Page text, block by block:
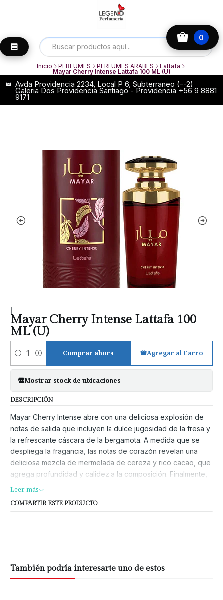
0
Avda Providencia 2234, Local P 6, Subterraneo (--2)
Galeria Dos Providencia Santiago - Providencia +56 9 8881
9171
Inicio PERFUMES PERFUMES ARABES Lattafa
Mayar Cherry Intense Lattafa 100 ML (U)
Mayar Cherry Intense Lattafa 100
ML (U)
Cantidad
Agregar al Carro
Comprar ahora
Mostrar stock de ubicaciones
DESCRIPCIÓN
Mayar Cherry Intense abre con una deliciosa explosión de
notas de salida que incluyen la dulce jugosidad de la fresa y
la refrescante cáscara de la bergamota. A medida que se
despliega la fragancia, las notas de corazón revelan una
deliciosa mezcla de mermelada de cereza y rico cacao, que
agrega profundidad y calidez a la composición. Finalmente,
las notas de fondo de pachulí, ámbar y vainilla brindan un
Leer más
COMPARTIR ESTE PRODUCTO
También podría interesarte uno de estos